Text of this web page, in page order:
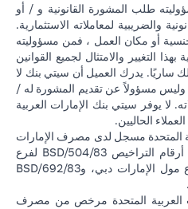
طلب المشورة القانونية و / أو
والضريبية لمعاملاته الاستثمارية.
أو مكان العمل ، فمن مسؤوليته
بهذا التغيير والامتثال لجميع القوانين
ساريًا. يدرك العميل أن سيتي بنك لا
وليس مسؤولاً عن تقديم المشورة له /
لا يوفر سيتي بنك الإمارات العربية
الحاليين.
المتحدة مسجل لدى مصرف الإمارات
العربية المتحدة المركزي بموجب أرقام التراخيص BSD/504/83 لفرع
الوصل دبي، و13/184/2019 لفرع مول الإمارات دبي، وBSD/692/83
العربية المتحدة مرخص من مصرف